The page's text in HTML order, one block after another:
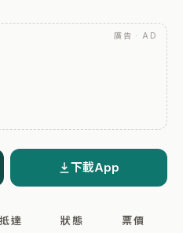
廣告 · AD
下載App
抵達 狀態 票價